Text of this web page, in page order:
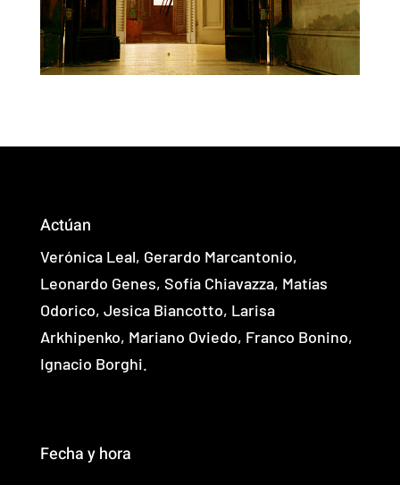
Actúan
Verónica Leal, Gerardo Marcantonio,
Leonardo Genes, Sofía Chiavazza, Matías
Odorico, Jesica Biancotto, Larisa
Arkhipenko, Mariano Oviedo, Franco Bonino,
Ignacio Borghi.
Fecha y hora